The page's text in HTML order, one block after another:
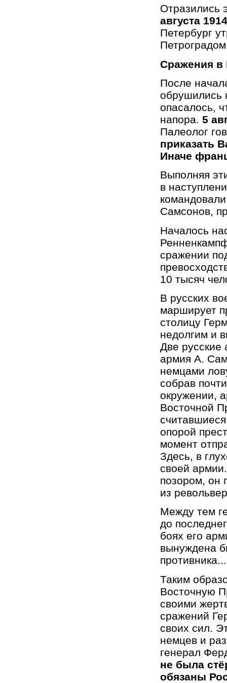
Отразились
августа
Петербург
Сражения в
После
обрушились
опасалось,
напора. 5
Палеолог
приказать
Иначе
Выполняя
в
Самсонов,
Началось
сражении
10 тысяч
В русских
марширует
столицу
недолгим и
Две русские
армия А.
немцами
собрав
окружении,
Восточной
опорой
момент
Здесь, в
своей
позором, он
из
Между тем
до
боях его
вынуждена
противника...
Таким
Восточную
своими
сражений
своих сил.
немцев и
генерал
не была
обязаны